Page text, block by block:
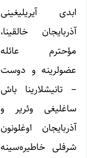
ابدی آیریلیغینی
آذربایجان خالقینا،
مؤحترم عائله
عضولرینه و دوست
– تانیشلارینا باش
ساغلیغی وئریر و
آذربایجان اوغلونون
شرفلی خاطیره‌سینه